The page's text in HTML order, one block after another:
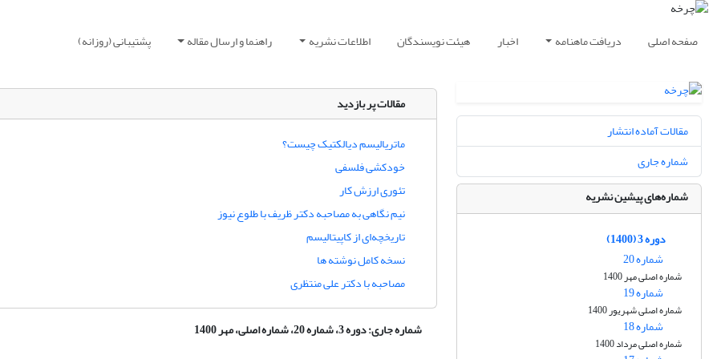
صفحه اصلی دریافت ماهنامه اخبار هیئت نویسندگان اطلاعات نشریه راهنما و ارسال مقاله پشتیبانی (روزانه)
مقالات آماده انتشار
شماره جاری
شماره‌های پیشین نشریه
دوره 3 (1400)
شماره 20
شماره اصلی مهر 1400
شماره 19
شماره اصلی شهریور 1400
شماره 18
شماره اصلی مرداد 1400
مقالات پر بازدید
ماتریالیسم دیالکتیک چیست؟
خودکشی فلسفی
تئوری ارزش کار
نیم نگاهی به مصاحبه دکتر ظریف با طلوع نیوز
تاریخچه‌ای از کاپیتالیسم
نسخه کامل نوشته ها
مصاحبه با دکتر علی منتظری
شماره جاری:دوره 3، شماره 20، شماره اصلی، مهر 1400